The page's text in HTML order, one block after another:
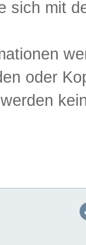
sich mit
oder